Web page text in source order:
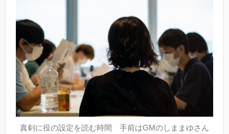
真剣に役の設定を読む時間 手前はGMのしままゆさん